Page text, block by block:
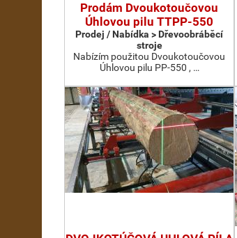
Prodám Dvoukotoučovou
Úhlovou pilu TTPP-550
Prodej / Nabídka > Dřevoobráběcí
stroje
Nabízím použitou Dvoukotoučovou
Úhlovou pilu PP-550 , …